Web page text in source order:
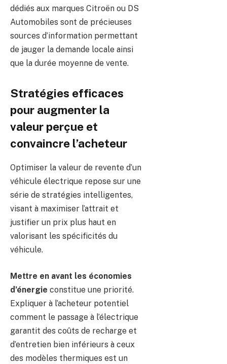
dédiés aux marques Citroën ou DS
Automobiles sont de précieuses
sources d’information permettant
de jauger la demande locale ainsi
que la durée moyenne de vente.
Stratégies efficaces
pour augmenter la
valeur perçue et
convaincre l’acheteur
Optimiser la valeur de revente d’un
véhicule électrique repose sur une
série de stratégies intelligentes,
visant à maximiser l’attrait et
justifier un prix plus haut en
valorisant les spécificités du
véhicule.
Mettre en avant les économies
d’énergie constitue une priorité.
Expliquer à l’acheteur potentiel
comment le passage à l’électrique
garantit des coûts de recharge et
d’entretien bien inférieurs à ceux
des modèles thermiques est un